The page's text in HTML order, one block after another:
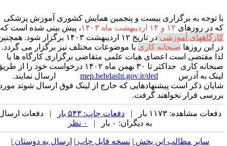
با توجه به برگزاری بیست و پنجمین همایش کشوری آموزش پزشکی
که در روزهای۱۲ و ۱۳ اردیبهشت ماه ۱۴۰۳
، پیش بینی شده است که
کارگاههای آموزشی
در تاریخ ۱۲ اردیبهشت ۱۴۰۳ برگزار شود. همچنین
در این روزها صبحانه کاریبا موضوعات مختلف نیز برگزار می گردد.
لذا مقتضی است اعضای هیات علمی متقاضی برگزاری کارگاه ها یا
صبحانه کاری حداکثر تا ۳۰ بهمن ماه ۱۴۰۲ درخواست خود را از
لینک به آدرس
mep.behdasht.gov.ir/dedارسال نمایند.
شایان ذکر است پیشنهادهایی که خارج از لینک فوق ارسال شوند مورد
بررسی قرار نخواهند گرفت.
دفعات مشاهده: ۱۱۷۳ بار | دفعات چاپ: ۵۴۳ بار
| دفعات ارسال
به دیگران: ۰ بار |
۰ نظر
سایر مطالب این بخش | نسخه قابل چاپ | ارسال به دوستان